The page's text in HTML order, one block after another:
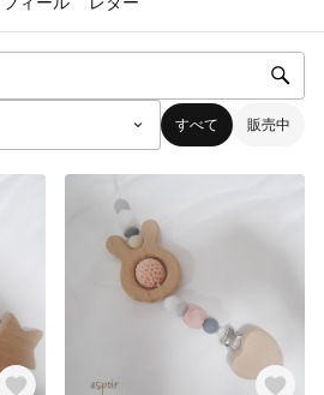
すべて 販売中